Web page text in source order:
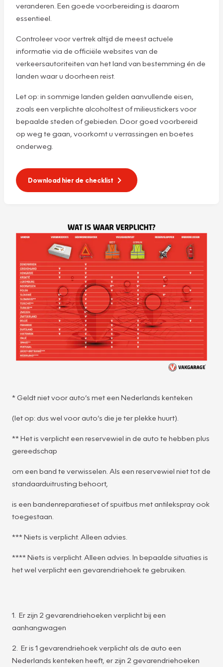
veranderen. Een goede voorbereiding is daarom
essentieel.
Controleer voor vertrek altijd de meest actuele
informatie via de officiële websites van de
verkeersautoriteiten van het land van bestemming én de
landen waar u doorheen reist.
Let op: in sommige landen gelden aanvullende eisen,
zoals een verplichte alcoholtest of milieustickers voor
bepaalde steden of gebieden. Door goed voorbereid
op weg te gaan, voorkomt u verrassingen en boetes
onderweg.
Download hier de checklist
* Geldt niet voor auto’s met een Nederlands kenteken
(let op: dus wel voor auto’s die je ter plekke huurt).
** Het is verplicht een reservewiel in de auto te hebben plus
gereedschap
om een band te verwisselen. Als een reservewiel niet tot de
standaarduitrusting behoort,
is een bandenreparatieset of spuitbus met antilekspray ook
toegestaan.
*** Niets is verplicht. Alleen advies.
**** Niets is verplicht. Alleen advies. In bepaalde situaties is
het wel verplicht een gevarendriehoek te gebruiken.
1. Er zijn 2 gevarendriehoeken verplicht bij een
aanhangwagen
2. Er is 1 gevarendriehoek verplicht als de auto een
Nederlands kenteken heeft, er zijn 2 gevarendriehoeken